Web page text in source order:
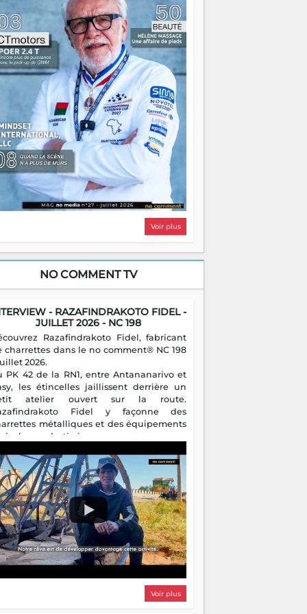
on pourrait s'arrêter là, applaudir et
chez soi satisfait. Mais ce serait
à côté d'une chose essentielle. La
ça brûle fort — et parfois, ça brûle
Une flamme sans direction peut
autant qu'elle peut consumer. C'est
que les aînés entrent en scène — pas
reprendre le gouvernail, mais pour
où sont les récifs. Les jeunes ont la
les vieux ont l'expérience, comme on
Ce n'est pas un combat de générations
c'est une question d'équipage. Partagez
réussites, mais aussi vos échecs. Surtout
échecs, d'ailleurs — ils enseignent
que n'importe quel manuel. À
la barque avance. Il faut juste
que tout le monde rame dans le
Voir plus
NO COMMENT TV
- RAZAFINDRAKOTO FIDEL -
JUILLET 2026 - NC 198
Razafindrakoto Fidel, fabricant
charrettes dans le no comment® NC 198
2026.
PK 42 de la RN1, entre Antananarivo et
les étincelles jaillissent derrière un
atelier ouvert sur la route.
Fidel y façonne des
métalliques et des équipements
destinés aux campagnes
il perpétue un métier discret mais
Voir plus